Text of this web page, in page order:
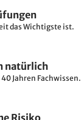
das Wichtigste ist.
natürlich
Jahren Fachwissen.
Risiko